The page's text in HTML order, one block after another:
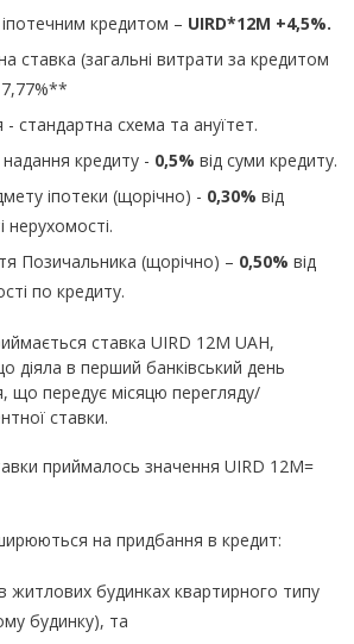
кредитом – UIRD*12M +4,5%.
ставка (загальні витрати за кредитом
7,77%**
стандартна схема та ануїтет.
надання кредиту - 0,5% від суми кредиту.
іпотеки (щорічно) - 0,30% від
нерухомості.
Позичальника (щорічно) – 0,50% від
по кредиту.
ставка UIRD 12M UAH,
діяла в перший банківський день
що передує місяцю перегляду/
ставки.
приймалось значення UIRD 12M=
на придбання в кредит:
житлових будинках квартирного типу
будинку), та